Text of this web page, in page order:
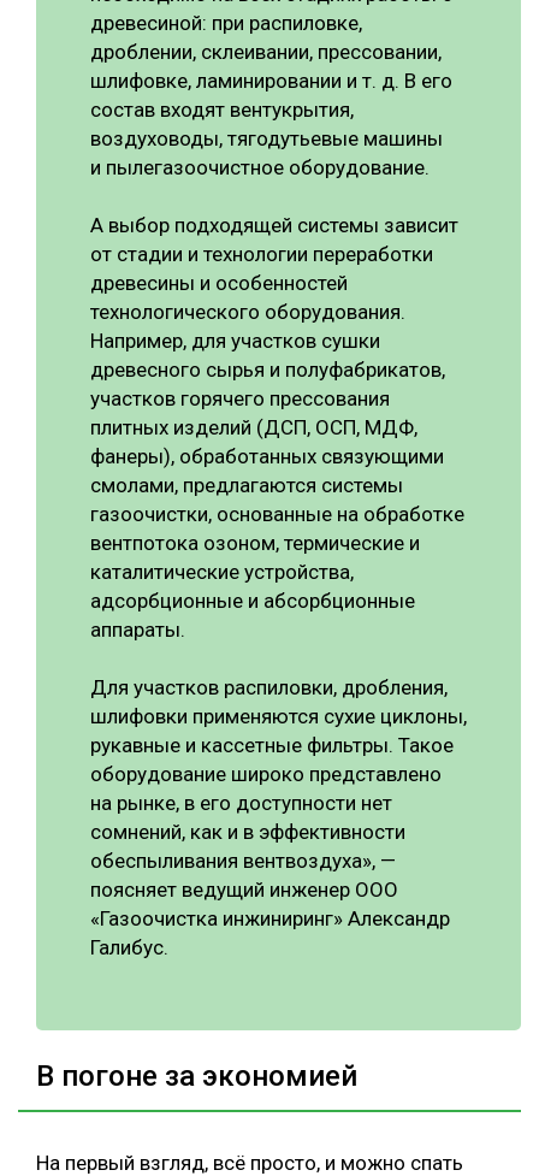
древесиной: при распиловке,
дроблении, склеивании, прессовании,
шлифовке, ламинировании и т. д. В его
состав входят вентукрытия,
воздуховоды, тягодутьевые машины
и пылегазоочистное оборудование.
А выбор подходящей системы зависит
от стадии и технологии переработки
древесины и особенностей
технологического оборудования.
Например, для участков сушки
древесного сырья и полуфабрикатов,
участков горячего прессования
плитных изделий (ДСП, ОСП, МДФ,
фанеры), обработанных связующими
смолами, предлагаются системы
газоочистки, основанные на обработке
вентпотока озоном, термические и
каталитические устройства,
адсорбционные и абсорбционные
аппараты.
Для участков распиловки, дробления,
шлифовки применяются сухие циклоны,
рукавные и кассетные фильтры. Такое
оборудование широко представлено
на рынке, в его доступности нет
сомнений, как и в эффективности
обеспыливания вентвоздуха», —
поясняет ведущий инженер ООО
«Газоочистка инжиниринг» Александр
Галибус.
В погоне за экономией
На первый взгляд, всё просто, и можно спать